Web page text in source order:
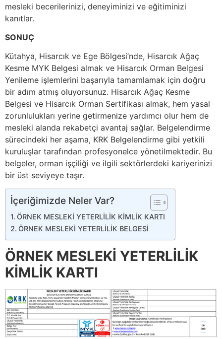
mesleki becerilerinizi, deneyiminizi ve eğitiminizi
kanıtlar.
SONUÇ
Kütahya, Hisarcık ve Ege Bölgesi’nde, Hisarcık Ağaç
Kesme MYK Belgesi almak ve Hisarcık Orman Belgesi
Yenileme işlemlerini başarıyla tamamlamak için doğru
bir adım atmış oluyorsunuz. Hisarcık Ağaç Kesme
Belgesi ve Hisarcık Orman Sertifikası almak, hem yasal
zorunlulukları yerine getirmenize yardımcı olur hem de
mesleki alanda rekabetçi avantaj sağlar. Belgelendirme
sürecindeki her aşama, KRK Belgelendirme gibi yetkili
kuruluşlar tarafından profesyonelce yönetilmektedir. Bu
belgeler, orman işçiliği ve ilgili sektörlerdeki kariyerinizi
bir üst seviyeye taşır.
İçeriğimizde Neler Var?
ÖRNEK MESLEKİ YETERLİLİK KİMLİK KARTI
ÖRNEK MESLEKİ YETERLİLİK BELGESİ
ÖRNEK MESLEKİ YETERLİLİK
KİMLİK KARTI